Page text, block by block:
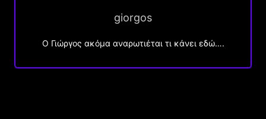
giorgos
Ο Γιώργος ακόμα αναρωτιέται τι κάνει εδώ….